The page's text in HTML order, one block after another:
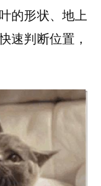
的形状、地上
速判断位置，